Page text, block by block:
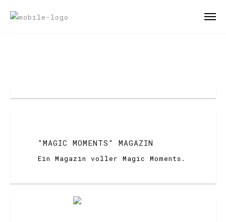
"MAGIC MOMENTS" MAGAZIN
Ein Magazin voller Magic Moments.